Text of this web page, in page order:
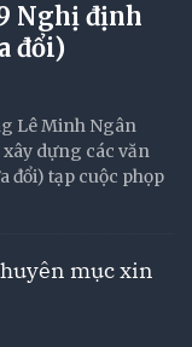
Nghị định
đổi)
Lê Minh Ngân
dựng các văn
đổi) tạp cuộc phọp
mục xin